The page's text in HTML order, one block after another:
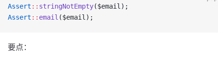
Assert :: stringNotEmpty($email);
Assert :: email ($email);
要点：